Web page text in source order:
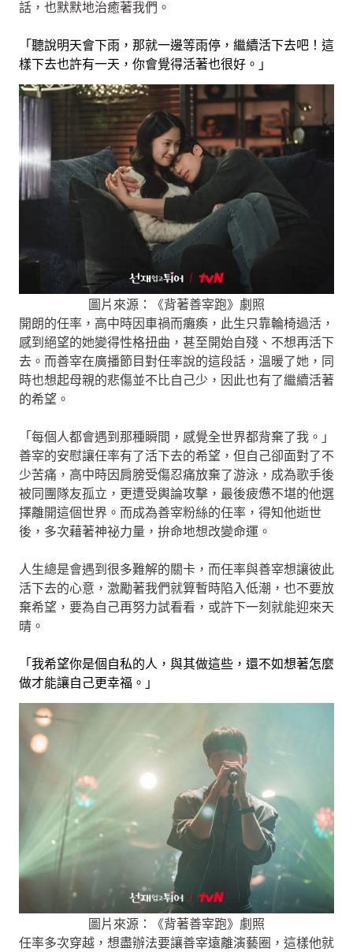
話，也默默地治癒著我們。
「聽說明天會下雨，那就一邊等雨停，繼續活下去吧！這
樣下去也許有一天，你會覺得活著也很好。」
圖片來源：《背著善宰跑》劇照
開朗的任率，高中時因車禍而癱瘓，此生只靠輪椅過活，
感到絕望的她變得性格扭曲，甚至開始自殘、不想再活下
去。而善宰在廣播節目對任率說的這段話，溫暖了她，同
時也想起母親的悲傷並不比自己少，因此也有了繼續活著
的希望。
「每個人都會遇到那種瞬間，感覺全世界都背棄了我。」
善宰的安慰讓任率有了活下去的希望，但自己卻面對了不
少苦痛，高中時因肩膀受傷忍痛放棄了游泳，成為歌手後
被同團隊友孤立，更遭受輿論攻擊，最後疲憊不堪的他選
擇離開這個世界。而成為善宰粉絲的任率，得知他逝世
後，多次藉著神祕力量，拚命地想改變命運。
人生總是會遇到很多難解的關卡，而任率與善宰想讓彼此
活下去的心意，激勵著我們就算暫時陷入低潮，也不要放
棄希望，要為自己再努力試看看，或許下一刻就能迎來天
晴。
「我希望你是個自私的人，與其做這些，還不如想著怎麼
做才能讓自己更幸福。」
圖片來源：《背著善宰跑》劇照
任率多次穿越，想盡辦法要讓善宰遠離演藝圈，這樣他就